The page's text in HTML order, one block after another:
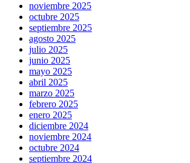
noviembre 2025
octubre 2025
septiembre 2025
agosto 2025
julio 2025
junio 2025
mayo 2025
abril 2025
marzo 2025
febrero 2025
enero 2025
diciembre 2024
noviembre 2024
octubre 2024
septiembre 2024